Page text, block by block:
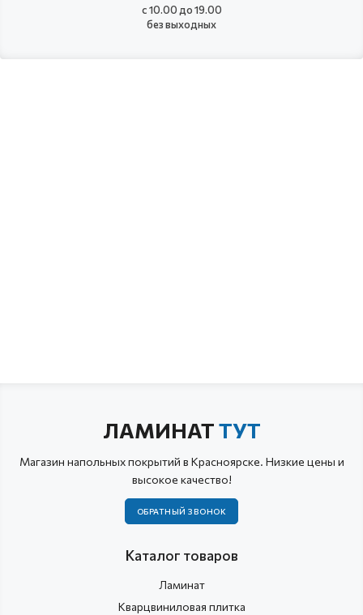
с 10.00 до 19.00
без выходных
ЛАМИНАТТУТ
Магазин напольных покрытий в Красноярске. Низкие цены и
высокое качество!
ОБРАТНЫЙ ЗВОНОК
Каталог товаров
Ламинат
Кварцвиниловая плитка